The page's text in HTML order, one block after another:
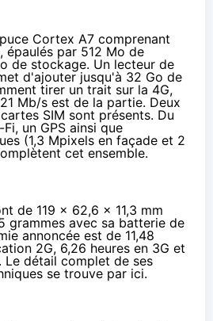
Cortex A7 comprenant
par 512 Mo de
de stockage. Un lecteur de
d'ajouter jusqu'à 32 Go de
tirer un trait sur la 4G,
Mb/s est de la partie. Deux
SIM sont présents. Du
un GPS ainsi que
(1,3 Mpixels en façade et 2
cet ensemble.
de 119 x 62,6 x 11,3 mm
grammes avec sa batterie de
annoncée est de 11,48
2G, 6,26 heures en 3G et
Le détail complet de ses
se trouve par ici.